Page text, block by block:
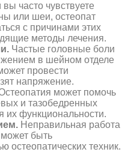
вы часто чувствуете
или шеи, остеопат
с причинами этих
методы лечения.
Частые головные боли
в шейном отделе
провести
напряжение.
может помочь
и тазобедренных
их функциональности.
Неправильная работа
может быть
остеопатических техник.